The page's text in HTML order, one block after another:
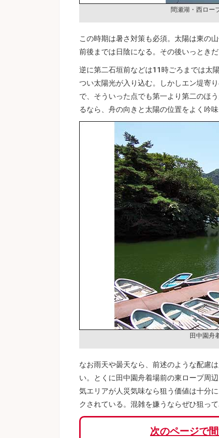
間瀬湖・西ロー
この時期は暑さ対策も必須。太陽は東の
前後までは日陰になる。その後いっとき
逆に第二石垣前などは11時ごろまでは太
つい太陽光が入り込む。しかしエン堤寄
で、そういった点でも第一より第二のほ
るなら、舟の向きと太陽の位置をよく吟
田中園舟
なお雨天や曇天なら、前述のような配慮
い。とくに田中園舟着場前の東ロープ周
気エリアが人災気味なら狙う価値は十分
クされている。混雑を嫌うならぜひ狙っ
次のページで